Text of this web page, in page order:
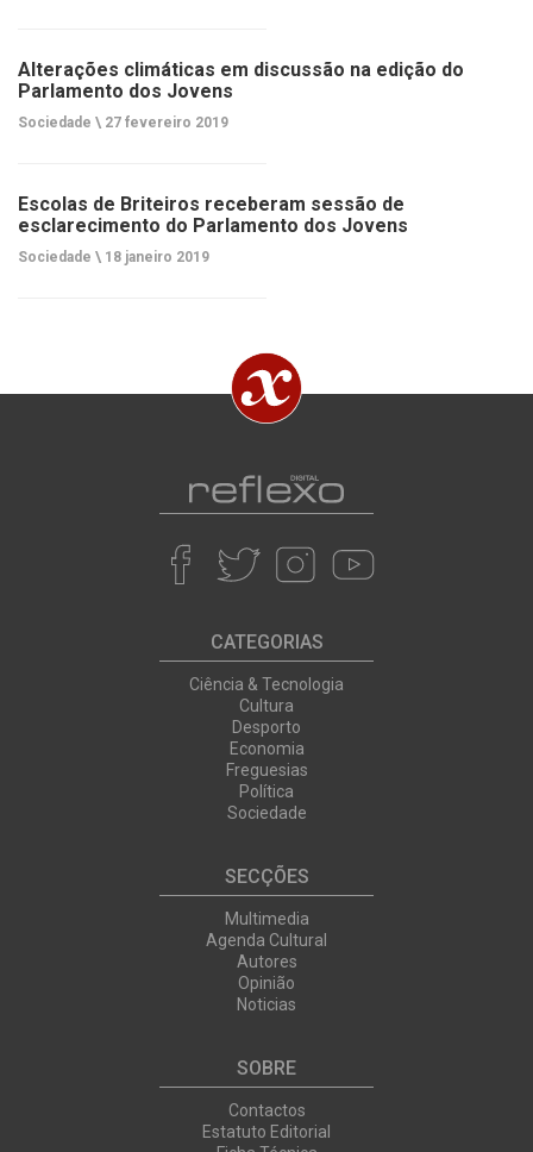
Alterações climáticas em discussão na edição do
Parlamento dos Jovens
Sociedade \ 27 fevereiro 2019
Escolas de Briteiros receberam sessão de
esclarecimento do Parlamento dos Jovens
Sociedade \ 18 janeiro 2019
CATEGORIAS
Ciência & Tecnologia
Cultura
Desporto
Economia
Freguesias
Política
Sociedade
SECÇÕES
Multimedia
Agenda Cultural
Autores
Opinião
Noticias
SOBRE
Contactos
Estatuto Editorial